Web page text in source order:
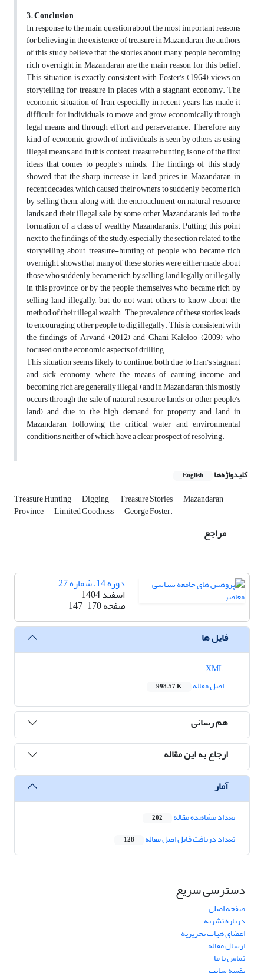
3. Conclusion
In response to the main question about the most important reasons
for believing in the existence of treasure in Mazandaran, the authors
of this study believe that the stories about many people becoming
rich overnight in Mazandaran are the main reason for this belief.
This situation is exactly consistent with Foster’s (1964) views on
storytelling for treasure in places with a stagnant economy. The
economic situation of Iran, especially in recent years, has made it
difficult for individuals to move and grow economically through
legal means and through effort and perseverance. Therefore, any
kind of economic growth of individuals is seen by others as using
illegal means, and in this context, treasure hunting is one of the first
ideas that comes to people’s minds. The findings of this study
showed that the sharp increase in land prices in Mazandaran in
recent decades, which caused their owners to suddenly become rich
by selling them, along with the encroachment on natural resource
lands and their illegal sale by some other Mazandaranis, led to the
formation of a class of wealthy Mazandaranis. Putting this point
next to the findings of the study, especially the section related to the
storytelling about treasure-hunting of people who became rich
overnight, shows that many of these stories were either made about
those who suddenly became rich by selling land legally or illegally
in this province, or by the people themselves who became rich by
selling land illegally, but do not want others to know about the
method of their illegal wealth. The prevalence of these stories leads
to encouraging other people to dig illegally. This is consistent with
the findings of Arvand (2012) and Ghani Kaleloo (2009), who
focused on the economic aspects of drilling.
This situation seems likely to continue, both due to Iran’s stagnant
and sick economy, where the means of earning income and
becoming rich are generally illegal (and in Mazandaran, this mostly
occurs through the sale of natural resource lands or other people’s
land) and due to the high demand for property and land in
Mazandaran, following the critical water and environmental
conditions, neither of which have a clear prospect of resolving.
کلیدواژه‌ها English
Treasure Hunting Digging Treasure Stories Mazandaran
Province Limited Goodness George Foster.
مراجع
دوره 14، شماره 27
اسفند 1404
صفحه147-170
فایل ها
اصل مقاله
998.57 K
هم رسانی
ارجاع به این مقاله
آمار
تعداد مشاهده مقاله 202
تعداد دریافت فایل اصل مقاله 128
دسترسی سریع
صفحه اصلی
درباره نشریه
اعضای هیات تحریریه
ارسال مقاله
تماس با ما